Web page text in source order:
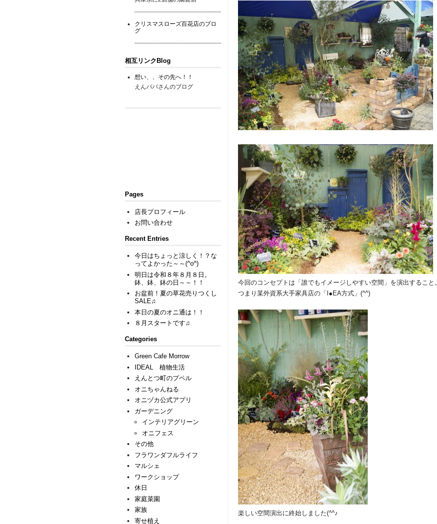
今回のコンセプトは「誰でもイメージしやすい空間」を演出すること。
つまり某外資系大手家具店の「I●EA方式」(^^)
楽しい空間演出に終始しました(^^♪
クリスマスローズ百花店のブロ
グ
相互リンクBlog
想い、、その先へ！！
えんパパさんのブログ
Pages
店長プロフィール
お問い合わせ
Recent Entries
今日はちょっと涼しく！？な
ってよかった～～(^o^)
明日は令和８年８月８日。
鉢、鉢、鉢の日～～！！
お盆前！夏の草花売りつくし
SALE♫
本日の夏のオニ通は！！
８月スタートです♫
Categories
Green Cafe Morrow
IDEAL 植物生活
えんとつ町のプペル
オニちゃんねる
オニヅカ公式アプリ
ガーデニング
インテリアグリーン
オニフェス
その他
フラワンダフルライフ
マルシェ
ワークショップ
休日
家庭菜園
家族
寄せ植え